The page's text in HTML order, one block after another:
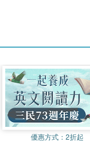
優惠方式：2折起